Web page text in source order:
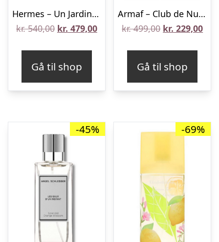
Hermes – Un Jardin A Cythere – 30 ml – Edt
kr.540,00 Den
kr. 540,00.
kr. 479,00Den
kr. 479,00.
Gå til shop
Armaf – Club de Nuit Intense Woman – 105 ml – Edp
kr.499,00 Den
kr. 499,00.
kr. 229,00Den
kr.
Gå til shop
-45% -69%